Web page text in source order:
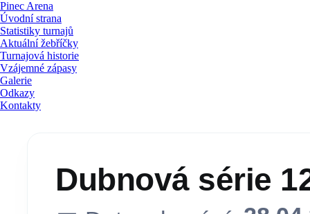
Pinec Arena
Úvodní strana
Statistiky turnajů
Aktuální žebříčky
Turnajová historie
Vzájemné zápasy
Galerie
Odkazy
Kontakty
Dubnová série